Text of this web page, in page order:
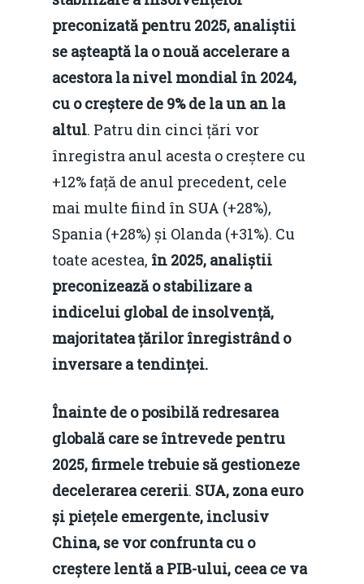
preconizată pentru 2025, analiștii
se așteaptă la o nouă accelerare a
acestora la nivel mondial în 2024,
cu o creștere de 9% de la un an la
altul. Patru din cinci țări vor
înregistra anul acesta o creștere cu
+12% față de anul precedent, cele
mai multe fiind în SUA (+28%),
Spania (+28%) și Olanda (+31%). Cu
toate acestea, în 2025, analiștii
preconizează o stabilizare a
indicelui global de insolvență,
majoritatea țărilor înregistrând o
inversare a tendinței.
Înainte de o posibilă redresarea
globală care se întrevede pentru
2025, firmele trebuie să gestioneze
decelerarea cererii. SUA, zona euro
și piețele emergente, inclusiv
China, se vor confrunta cu o
creștere lentă a PIB-ului, ceea ce va